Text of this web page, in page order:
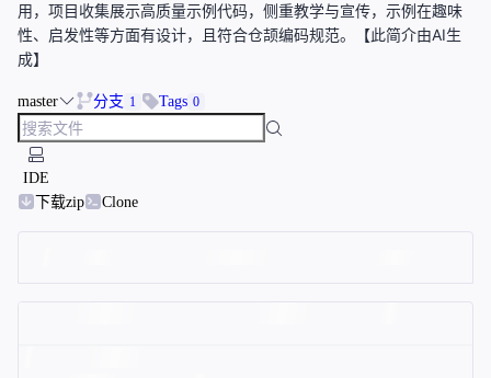
用，项目收集展示高质量示例代码，侧重教学与宣传，示例在趣味
性、启发性等方面有设计，且符合仓颉编码规范。【此简介由AI生
成】
master 分支 1 Tags 0
IDE
下载zip
Clone